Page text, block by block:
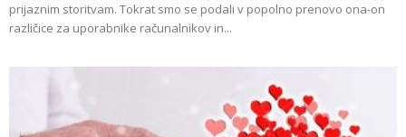
prijaznim storitvam. Tokrat smo se podali v popolno prenovo ona-on
različice za uporabnike računalnikov in...